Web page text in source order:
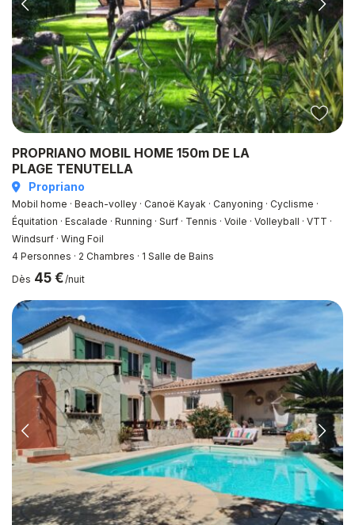
PROPRIANO MOBIL HOME 150m DE LA
PLAGE TENUTELLA
Propriano
Mobil home · Beach-volley · Canoë Kayak · Canyoning · Cyclisme ·
Équitation · Escalade · Running · Surf · Tennis · Voile · Volleyball · VTT ·
Windsurf · Wing Foil
4 Personnes · 2 Chambres · 1 Salle de Bains
Dès 45 €/nuit